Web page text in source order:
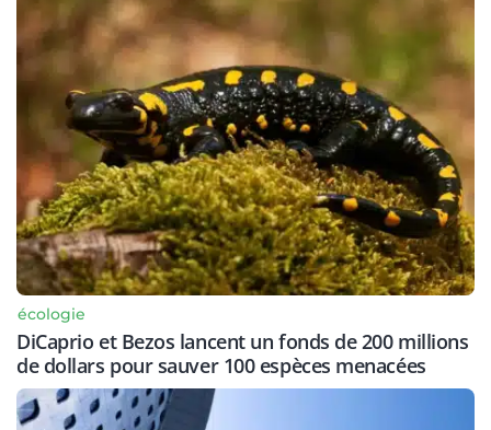
écologie
DiCaprio et Bezos lancent un fonds de 200 millions
de dollars pour sauver 100 espèces menacées